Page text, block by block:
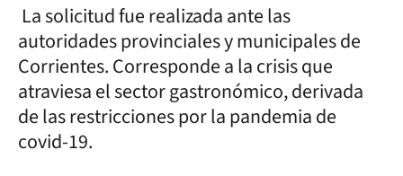
La solicitud fue realizada ante las
autoridades provinciales y municipales de
Corrientes. Corresponde a la crisis que
atraviesa el sector gastronómico, derivada
de las restricciones por la pandemia de
covid-19.